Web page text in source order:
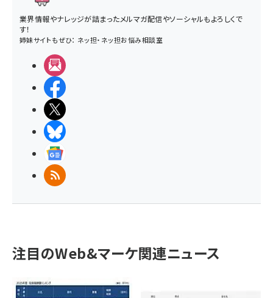
業界情報やナレッジが詰まったメルマガ配信やソーシャルもよろしくで
す！
姉妹サイトもぜひ： ネッ担・ ネッ担お悩み相談室
RSS
注目のWeb&マーケ関連ニュース